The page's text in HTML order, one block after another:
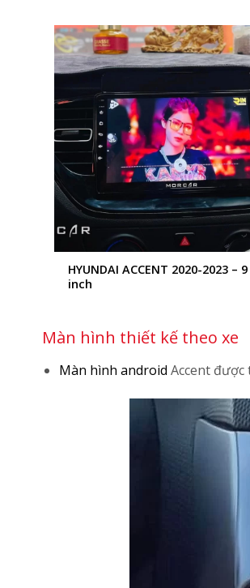
+
HYUNDAI ACCENT 2020-2023 – 9
inch
Màn hình thiết kế theo xe
Màn hình android Accent được